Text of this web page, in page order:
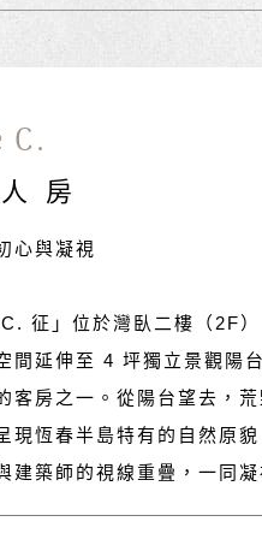
房
心與凝視
征」位於灣臥二樓（2F
間延伸至 4 坪獨立景觀陽
客房之一。從陽台望去，
現恆春半島特有的自然原
建築師的視線重疊，一同凝